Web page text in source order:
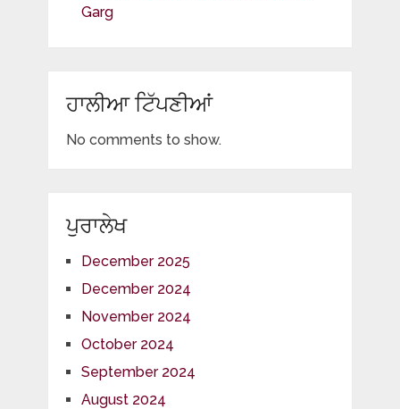
Garg
ਹਾਲੀਆ ਟਿੱਪਣੀਆਂ
No comments to show.
ਪੁਰਾਲੇਖ
December 2025
December 2024
November 2024
October 2024
September 2024
August 2024